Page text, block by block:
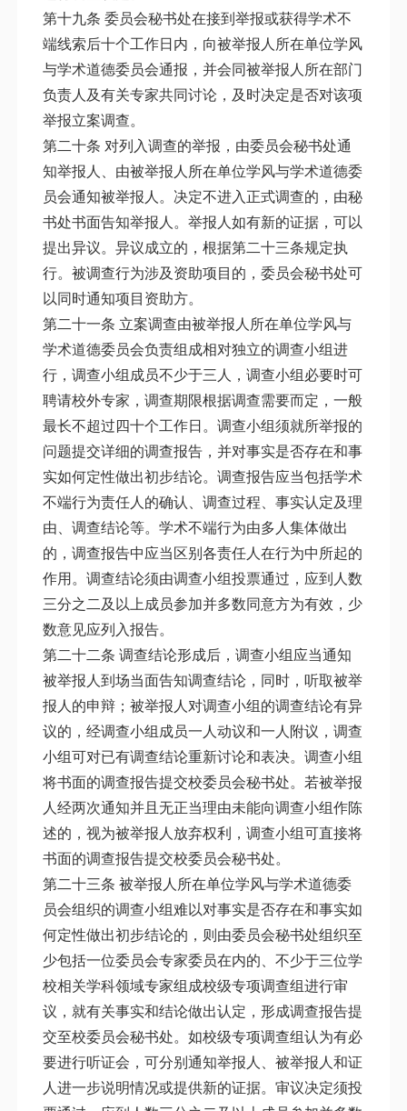
第十九条 委员会秘书处在接到举报或获得学术不
端线索后十个工作日内，向被举报人所在单位学风
与学术道德委员会通报，并会同被举报人所在部门
负责人及有关专家共同讨论，及时决定是否对该项
举报立案调查。
第二十条 对列入调查的举报，由委员会秘书处通
知举报人、由被举报人所在单位学风与学术道德委
员会通知被举报人。决定不进入正式调查的，由秘
书处书面告知举报人。举报人如有新的证据，可以
提出异议。异议成立的，根据第二十三条规定执
行。被调查行为涉及资助项目的，委员会秘书处可
以同时通知项目资助方。
第二十一条 立案调查由被举报人所在单位学风与
学术道德委员会负责组成相对独立的调查小组进
行，调查小组成员不少于三人，调查小组必要时可
聘请校外专家，调查期限根据调查需要而定，一般
最长不超过四十个工作日。调查小组须就所举报的
问题提交详细的调查报告，并对事实是否存在和事
实如何定性做出初步结论。调查报告应当包括学术
不端行为责任人的确认、调查过程、事实认定及理
由、调查结论等。学术不端行为由多人集体做出
的，调查报告中应当区别各责任人在行为中所起的
作用。调查结论须由调查小组投票通过，应到人数
三分之二及以上成员参加并多数同意方为有效，少
数意见应列入报告。
第二十二条 调查结论形成后，调查小组应当通知
被举报人到场当面告知调查结论，同时，听取被举
报人的申辩；被举报人对调查小组的调查结论有异
议的，经调查小组成员一人动议和一人附议，调查
小组可对已有调查结论重新讨论和表决。调查小组
将书面的调查报告提交校委员会秘书处。若被举报
人经两次通知并且无正当理由未能向调查小组作陈
述的，视为被举报人放弃权利，调查小组可直接将
书面的调查报告提交校委员会秘书处。
第二十三条 被举报人所在单位学风与学术道德委
员会组织的调查小组难以对事实是否存在和事实如
何定性做出初步结论的，则由委员会秘书处组织至
少包括一位委员会专家委员在内的、不少于三位学
校相关学科领域专家组成校级专项调查组进行审
议，就有关事实和结论做出认定，形成调查报告提
交至校委员会秘书处。如校级专项调查组认为有必
要进行听证会，可分别通知举报人、被举报人和证
人进一步说明情况或提供新的证据。审议决定须投